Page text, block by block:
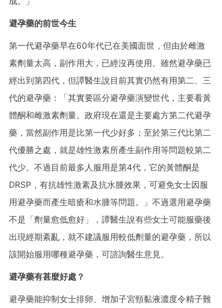
避孕藥的前世今生
第一代避孕藥早在60年代已在美國面世，但由於雌激
素劑量太高，副作用大，已經沒再使用。雖然避孕藥已
經出到第四代，但譚醫生說目前其實仍然有用第二、三
代的避孕藥：「其實要區分避孕藥演變世代，主要看黃
體酮和雌激素劑量。政府現在還是主要處方第二代避孕
藥，當然副作用是比第一代少好多；至於第三代比第二
代優勝之處，就是雄性激素所產生副作用等問題較第二
代少。不過目前最多人服用是第4代，它的黃體酮是
DRSP，有抗雄性激素及抗水腫效果，可避免女士因服
用避孕藥而產生暗瘡和水腫等問題。」不過選用避孕藥
不是「劑量愈低愈好」，譚醫生說有些女士可能服藥後
出現經期紊亂，就不建議服用較低劑量的避孕藥，所以
該開始服用哪種避孕藥，可諮詢醫生意見。
避孕藥有甚麼好處？
避孕藥能抑制女士排卵、增加子宮頸黏液濃度令精子難